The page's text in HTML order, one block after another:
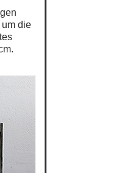
die